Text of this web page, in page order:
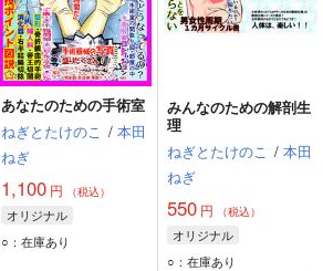
あなたのための手術室
ねぎとたけのこ / 本田
ねぎ
1,100 円 （税込）
オリジナル
○：在庫あり
みんなのための解剖生
理
ねぎとたけのこ / 本田
ねぎ
550円 （税込）
オリジナル
○：在庫あり